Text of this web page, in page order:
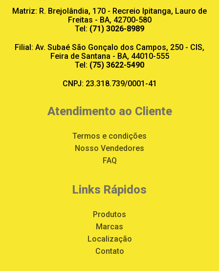
Matriz: R. Brejolândia, 170 - Recreio Ipitanga, Lauro de
Freitas - BA, 42700-580
Tel: (71) 3026-8989
Filial: Av. Subaé São Gonçalo dos Campos, 250 - CIS,
Feira de Santana - BA, 44010-555
Tel: (75) 3622-5490
CNPJ: 23.318.739/0001-41
Atendimento ao Cliente
Termos e condições
Nosso Vendedores
FAQ
Links Rápidos
Produtos
Marcas
Localização
Contato